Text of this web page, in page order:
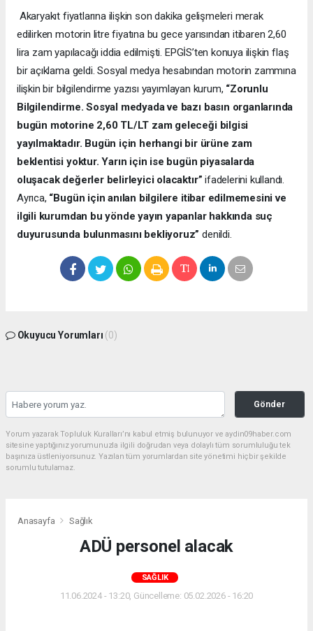
Akaryakıt fiyatlarına ilişkin son dakika gelişmeleri merak
edilirken motorin litre fiyatına bu gece yarısından itibaren 2,60
lira zam yapılacağı iddia edilmişti. EPGİS’ten konuya ilişkin flaş
bir açıklama geldi. Sosyal medya hesabından motorin zammına
ilişkin bir bilgilendirme yazısı yayımlayan kurum, “Zorunlu
Bilgilendirme. Sosyal medyada ve bazı basın organlarında
bugün motorine 2,60 TL/LT zam geleceği bilgisi
yayılmaktadır. Bugün için herhangi bir ürüne zam
beklentisi yoktur. Yarın için ise bugün piyasalarda
oluşacak değerler belirleyici olacaktır” ifadelerini kullandı.
Ayrıca, “Bugün için anılan bilgilere itibar edilmemesini ve
ilgili kurumdan bu yönde yayın yapanlar hakkında suç
duyurusunda bulunmasını bekliyoruz” denildi.
Okuyucu Yorumları (0)
Gönder
Yorum yazarak Topluluk Kuralları’nı kabul etmiş bulunuyor ve aydin09haber.com
sitesine yaptığınız yorumunuzla ilgili doğrudan veya dolaylı tüm sorumluluğu tek
başınıza üstleniyorsunuz. Yazılan tüm yorumlardan site yönetimi hiçbir şekilde
sorumlu tutulamaz.
Anasayfa Sağlık
ADÜ personel alacak
SAĞLIK
11.06.2024 - 13:20, Güncelleme: 05.02.2026 - 16:20